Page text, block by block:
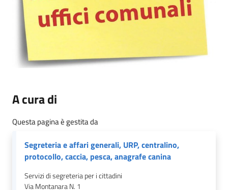
A cura di
Questa pagina è gestita da
Segreteria e affari generali, URP, centralino,
protocollo, caccia, pesca, anagrafe canina
Servizi di segreteria per i cittadini
Via Montanara N. 1